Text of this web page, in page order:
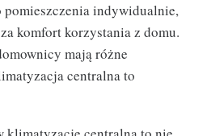
pomieszczenia indywidualnie,
komfort korzystania z domu.
mają różne
centralna to